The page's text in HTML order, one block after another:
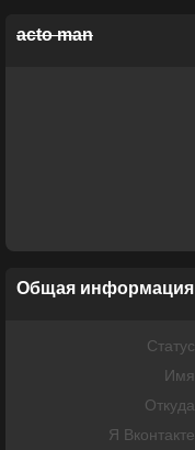
acto man
Общая информация
Статус
Имя
Откуда
Я Вконтакте